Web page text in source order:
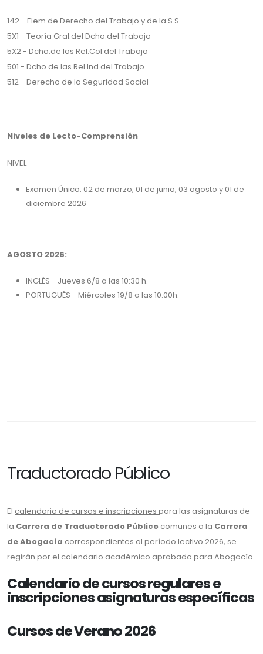
142 - Elem.de Derecho del Trabajo y de la S.S.
5X1 - Teoría Gral.del Dcho.del Trabajo
5X2 - Dcho.de las Rel.Col.del Trabajo
501 - Dcho.de las Rel.Ind.del Trabajo
512 - Derecho de la Seguridad Social
Niveles de Lecto-Comprensión
NIVEL
Examen Único: 02 de marzo, 01 de junio, 03 agosto y 01 de
diciembre 2026
AGOSTO 2026:
INGLÉS - Jueves 6/8 a las 10:30 h.
PORTUGUÉS - Miércoles 19/8 a las 10:00h.
Traductorado Público
El calendario de cursos e inscripciones para las asignaturas de
la Carrera de Traductorado Público comunes a la Carrera
de Abogacía correspondientes al período lectivo 2026, se
regirán por el calendario académico aprobado para Abogacía.
Calendario de cursos regulares e
inscripciones asignaturas específicas
Cursos de Verano 2026